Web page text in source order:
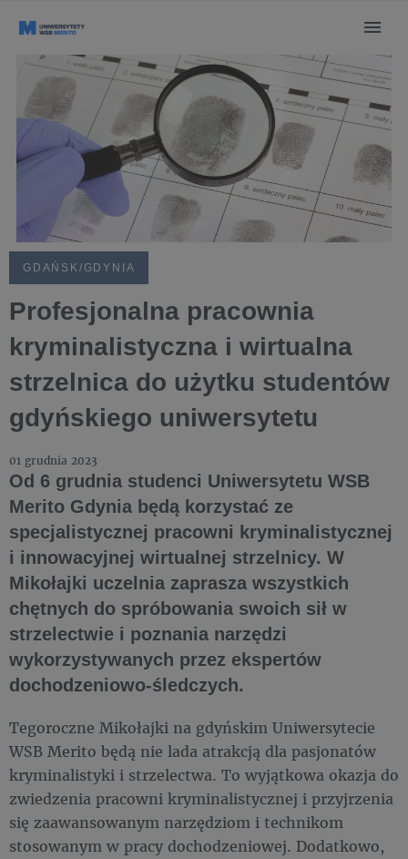
GDAŃSK/GDYNIA
Profesjonalna pracownia
kryminalistyczna i wirtualna
strzelnica do użytku studentów
gdyńskiego uniwersytetu
01 grudnia 2023
Od 6 grudnia studenci Uniwersytetu WSB
Merito Gdynia będą korzystać ze
specjalistycznej pracowni kryminalistycznej
i innowacyjnej wirtualnej strzelnicy. W
Mikołajki uczelnia zaprasza wszystkich
chętnych do spróbowania swoich sił w
strzelectwie i poznania narzędzi
wykorzystywanych przez ekspertów
dochodzeniowo-śledczych.
Tegoroczne Mikołajki na gdyńskim Uniwersytecie
WSB Merito będą nie lada atrakcją dla pasjonatów
kryminalistyki i strzelectwa. To wyjątkowa okazja do
zwiedzenia pracowni kryminalistycznej i przyjrzenia
się zaawansowanym narzędziom i technikom
stosowanym w pracy dochodzeniowej. Dodatkowo,